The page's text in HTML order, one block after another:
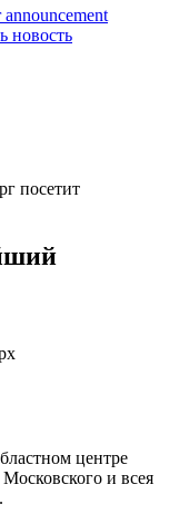
новость
посетит
центре
и всея